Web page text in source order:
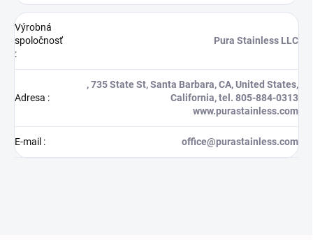
Výrobná
spoločnosť
:
Pura Stainless LLC
Adresa :
, 735 State St, Santa Barbara, CA, United States,
California, tel. 805-884-0313
www.purastainless.com
E-mail : office@purastainless.com